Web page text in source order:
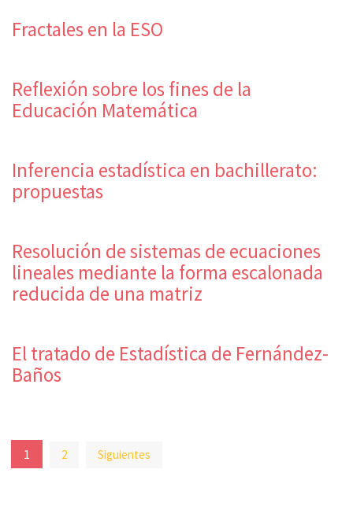
Fractales en la ESO
Reflexión sobre los fines de la
Educación Matemática
Inferencia estadística en bachillerato:
propuestas
Resolución de sistemas de ecuaciones
lineales mediante la forma escalonada
reducida de una matriz
El tratado de Estadística de Fernández-
Baños
Paginación
de
1 2 Siguientes